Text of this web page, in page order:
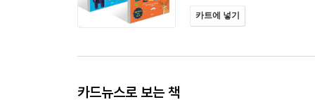
카트에 넣기
카드뉴스로 보는 책